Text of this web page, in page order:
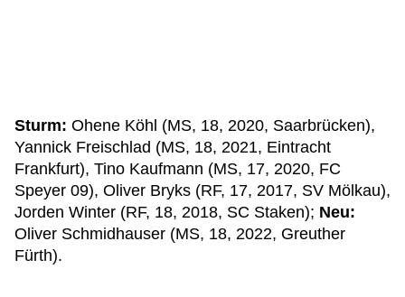
Sturm: Ohene Köhl (MS, 18, 2020, Saarbrücken),
Yannick Freischlad (MS, 18, 2021, Eintracht
Frankfurt), Tino Kaufmann (MS, 17, 2020, FC
Speyer 09), Oliver Bryks (RF, 17, 2017, SV Mölkau),
Jorden Winter (RF, 18, 2018, SC Staken); Neu:
Oliver Schmidhauser (MS, 18, 2022, Greuther
Fürth).